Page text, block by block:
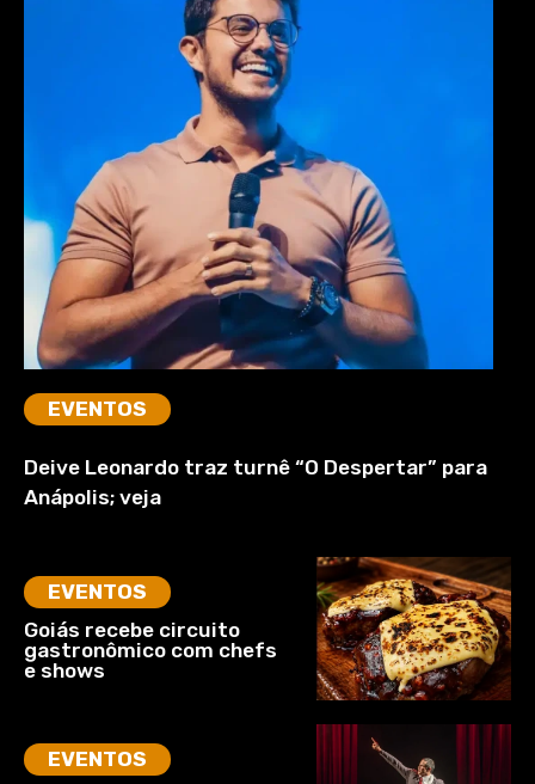
EVENTOS
Deive Leonardo traz turnê “O Despertar” para
Anápolis; veja
EVENTOS
Goiás recebe circuito
gastronômico com chefs
e shows
EVENTOS